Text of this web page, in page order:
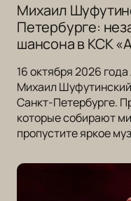
Михаил
Петербурге:
шансона в КСК
16 октября 2026
Михаил
Санкт-Петербурге.
которые собирают
пропустите яркое